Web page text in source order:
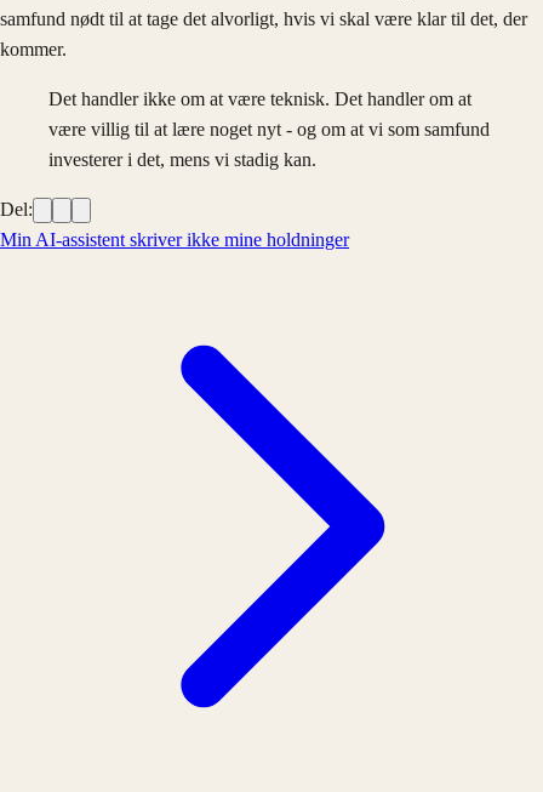
samfund nødt til at tage det alvorligt, hvis vi skal være klar til det, der
kommer.
Det handler ikke om at være teknisk. Det handler om at
være villig til at lære noget nyt - og om at vi som samfund
investerer i det, mens vi stadig kan.
Del:
Min AI-assistent skriver ikke mine holdninger